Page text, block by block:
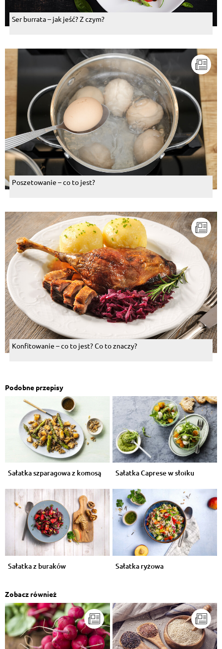
Ser burrata – jak jeść? Z czym?
Poszetowanie – co to jest?
Konfitowanie – co to jest? Co to znaczy?
Podobne przepisy
Sałatka szparagowa z komosą Sałatka Caprese w słoiku
Sałatka z buraków Sałatka ryżowa
Zobacz również